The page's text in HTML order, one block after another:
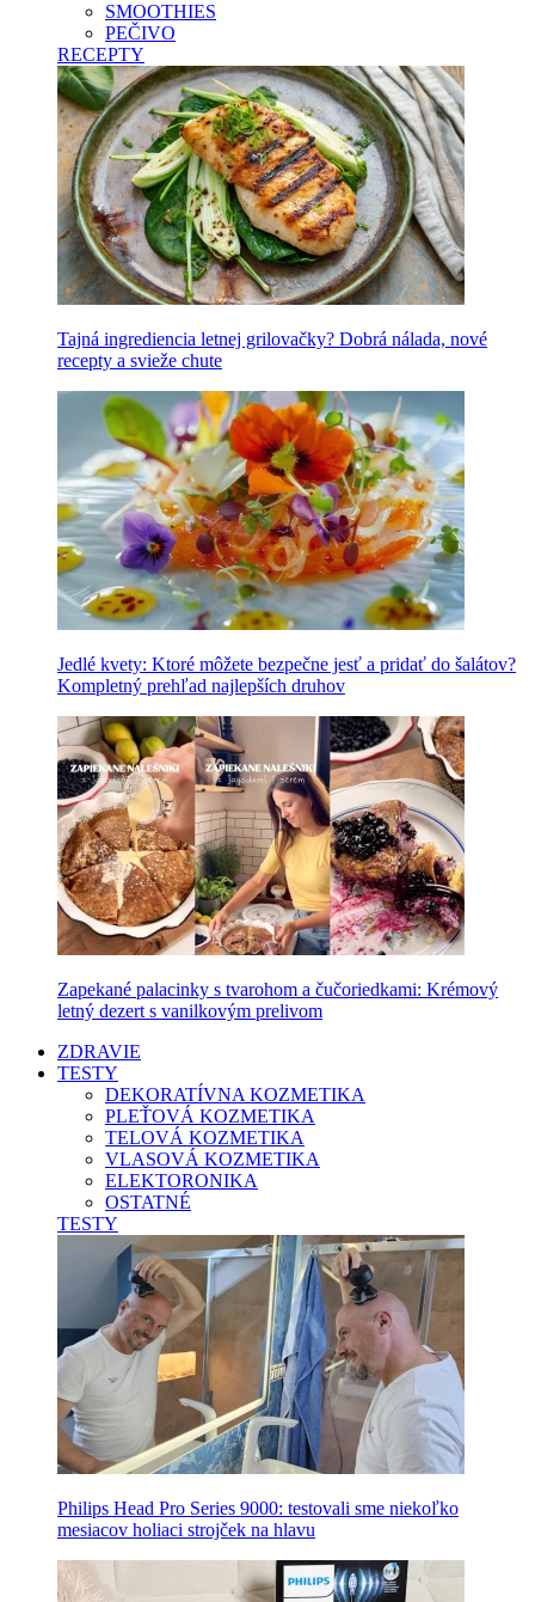
SMOOTHIES
PEČIVO
RECEPTY
Tajná ingrediencia letnej grilovačky? Dobrá nálada, nové
recepty a svieže chute
Jedlé kvety: Ktoré môžete bezpečne jesť a pridať do šalátov?
Kompletný prehľad najlepších druhov
Zapekané palacinky s tvarohom a čučoriedkami: Krémový
letný dezert s vanilkovým prelivom
ZDRAVIE
TESTY
DEKORATÍVNA KOZMETIKA
PLEŤOVÁ KOZMETIKA
TELOVÁ KOZMETIKA
VLASOVÁ KOZMETIKA
ELEKTORONIKA
OSTATNÉ
TESTY
Philips Head Pro Series 9000: testovali sme niekoľko
mesiacov holiaci strojček na hlavu